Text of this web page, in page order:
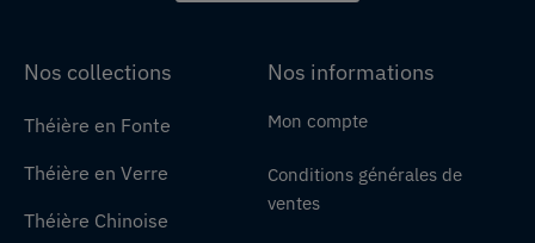
Nos collections
Théière en Fonte
Théière en Verre
Théière Chinoise
Nos informations
Mon compte
Conditions générales de
ventes